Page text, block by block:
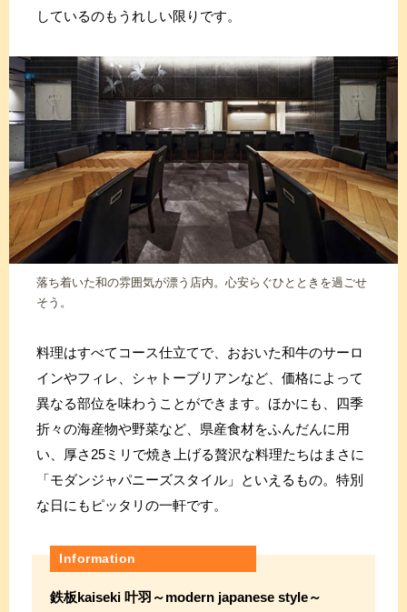
しているのもうれしい限りです。
落ち着いた和の雰囲気が漂う店内。心安らぐひとときを過ごせ
そう。
料理はすべてコース仕立てで、おおいた和牛のサーロ
インやフィレ、シャトーブリアンなど、価格によって
異なる部位を味わうことができます。ほかにも、四季
折々の海産物や野菜など、県産食材をふんだんに用
い、厚さ25ミリで焼き上げる贅沢な料理たちはまさに
「モダンジャパニーズスタイル」といえるもの。特別
な日にもピッタリの一軒です。
Information
鉄板kaiseki 叶羽～modern japanese style～